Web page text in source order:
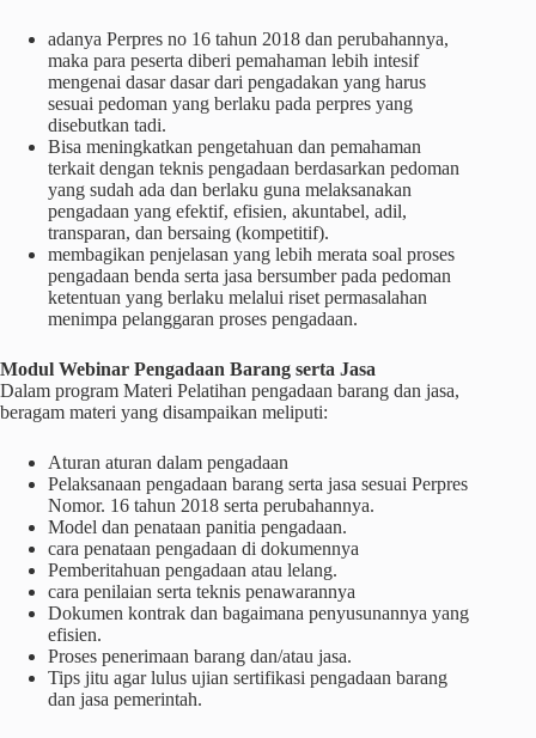
adanya Perpres no 16 tahun 2018 dan perubahannya,
maka para peserta diberi pemahaman lebih intesif
mengenai dasar dasar dari pengadakan yang harus
sesuai pedoman yang berlaku pada perpres yang
disebutkan tadi.
Bisa meningkatkan pengetahuan dan pemahaman
terkait dengan teknis pengadaan berdasarkan pedoman
yang sudah ada dan berlaku guna melaksanakan
pengadaan yang efektif, efisien, akuntabel, adil,
transparan, dan bersaing (kompetitif).
membagikan penjelasan yang lebih merata soal proses
pengadaan benda serta jasa bersumber pada pedoman
ketentuan yang berlaku melalui riset permasalahan
menimpa pelanggaran proses pengadaan.
Modul Webinar Pengadaan Barang serta Jasa
Dalam program Materi Pelatihan pengadaan barang dan jasa,
beragam materi yang disampaikan meliputi:
Aturan aturan dalam pengadaan
Pelaksanaan pengadaan barang serta jasa sesuai Perpres
Nomor. 16 tahun 2018 serta perubahannya.
Model dan penataan panitia pengadaan.
cara penataan pengadaan di dokumennya
Pemberitahuan pengadaan atau lelang.
cara penilaian serta teknis penawarannya
Dokumen kontrak dan bagaimana penyusunannya yang
efisien.
Proses penerimaan barang dan/atau jasa.
Tips jitu agar lulus ujian sertifikasi pengadaan barang
dan jasa pemerintah.